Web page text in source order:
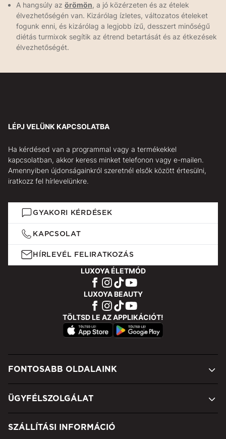
A hangsúly az örömön, a jó közérzeten és az ételek
élvezhetőségén van. Kizárólag ízletes, változatos ételeket
fogunk enni, és kizárólag a legjobb ízű, desszert minőségű
diétás turmixok segítik az étrend betartását és az étkezések
élvezhetőségét.
LÉPJ VELÜNK KAPCSOLATBA
Ha kérdésed van a programmal vagy a termékekkel
kapcsolatban, akkor keress minket telefonon vagy e-mailen.
Amennyiben újdonságainkról szeretnél elsők között értesülni,
iratkozz fel hírlevelünkre.
GYAKORI KÉRDÉSEK
KAPCSOLAT
HÍRLEVÉL FELIRATKOZÁS
LUXOYA ÉLETMÓD
LUXOYA BEAUTY
TÖLTSD LE AZ APPLIKÁCIÓT!
FONTOSABB OLDALAINK
ÜGYFÉLSZOLGÁLAT
SZÁLLÍTÁSI INFORMÁCIÓ